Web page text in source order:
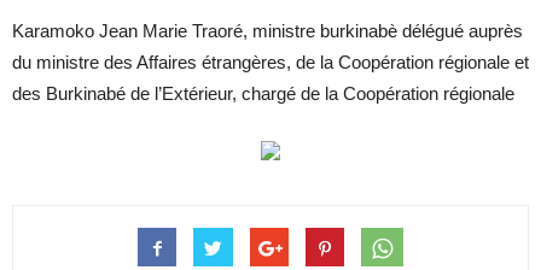
Karamoko Jean Marie Traoré, ministre burkinabè délégué auprès
du ministre des Affaires étrangères, de la Coopération régionale et
des Burkinabé de l’Extérieur, chargé de la Coopération régionale